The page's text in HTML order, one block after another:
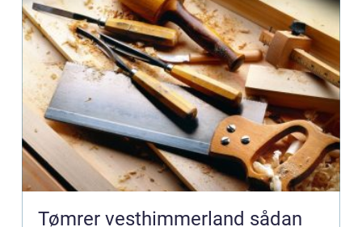
Tømrer vesthimmerland sådan